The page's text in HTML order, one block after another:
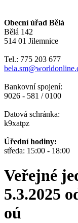
Obecní úřad Bělá
Bělá 142
514 01 Jilemnice
Tel.: 775 203 677
Bankovní spojení:
9026 - 581 / 0100
Datová schránka:
k9xatpz
Úřední hodiny:
středa: 15:00 - 18:00
Veřejné
5.3.2025
oú